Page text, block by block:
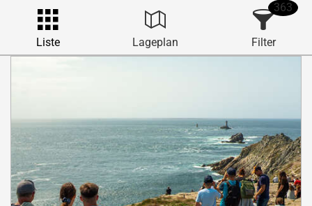
Liste Lageplan Filter
363